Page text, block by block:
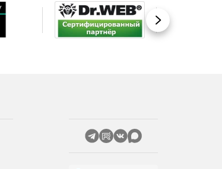
Вперед